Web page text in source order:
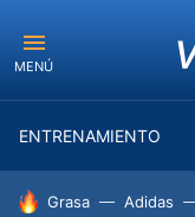
MENÚ
ENTRENAMIENTO
HOY SE HABLA DE
Grasa Adidas